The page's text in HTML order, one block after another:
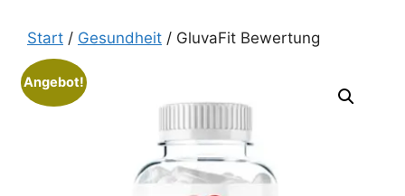
Inhalt
springen
Start / Gesundheit / GluvaFit Bewertung
Angebot!